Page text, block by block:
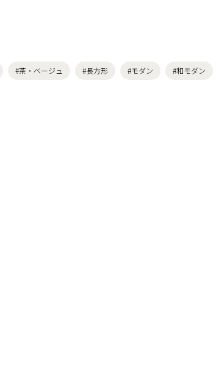
#茶・ベージュ #長方形 #モダン #和モダン